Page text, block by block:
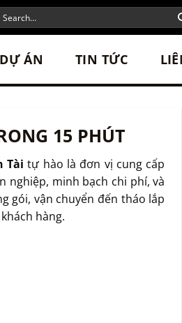
DỰ ÁN TIN TỨC
15 PHÚT
Tài tự hào là đơn vị cung cấp
nghiệp, minh bạch chi phí, và
gói, vận chuyển đến tháo lắp
hàng.